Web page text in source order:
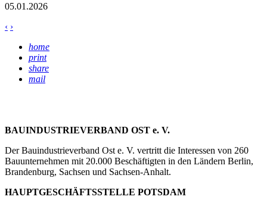
05.01.2026
‹ ›
home
print
share
mail
BAUINDUSTRIEVERBAND OST e. V.
Der Bauindustrieverband Ost e. V. vertritt die Interessen von 260
Bauunternehmen mit 20.000 Beschäftigten in den Ländern Berlin,
Brandenburg, Sachsen und Sachsen-Anhalt.
HAUPTGESCHÄFTSSTELLE POTSDAM